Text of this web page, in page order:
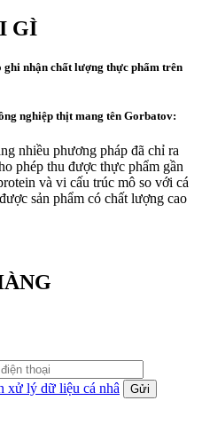
GÌ
nhận chất lượng thực phẩm trên
nghiệp thịt mang tên Gorbatov:
nhiều phương pháp đã chỉ ra
phép thu được thực phẩm gần
và vi cấu trúc mô so với cá
sản phẩm có chất lượng cao
xử lý dữ liệu cá nhâ Gửi